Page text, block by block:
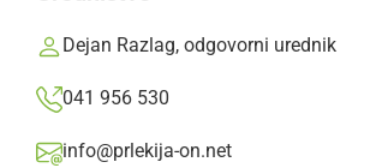
Dejan Razlag, odgovorni urednik
041 956 530
info@prlekija-on.net
Prlekiji.
Vpisan je v razvid medijev, ki ga vodi
Republike Slovenije, pod zaporedno